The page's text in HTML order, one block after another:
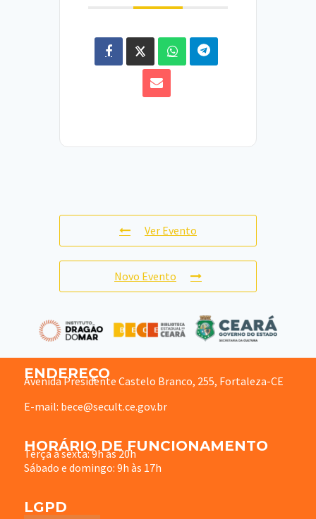
Ver Evento
Novo Evento
ENDEREÇO
Avenida Presidente Castelo Branco, 255, Fortaleza-CE
E-mail: bece@secult.ce.gov.br
HORÁRIO DE FUNCIONAMENTO
Terça à sexta: 9h às 20h
Sábado e domingo: 9h às 17h
LGPD